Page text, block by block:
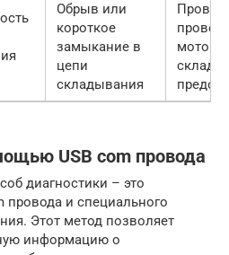
Обрыв или
короткое
замыкание в
цепи
складывания
USB com провода
диагностики – это
провода и специального
Этот метод позволяет
информацию о